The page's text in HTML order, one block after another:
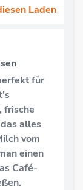
Laden
für
frische
alles
vom
einen
Café-